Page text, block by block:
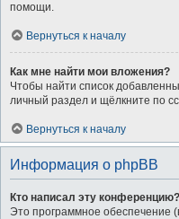
помощи.
Вернуться к началу
Как мне найти мои вложения?
Чтобы найти список
личный раздел и щёлкните по
Вернуться к началу
Информация о phpBB
Кто написал эту конференцию?
Это программное обеспечение